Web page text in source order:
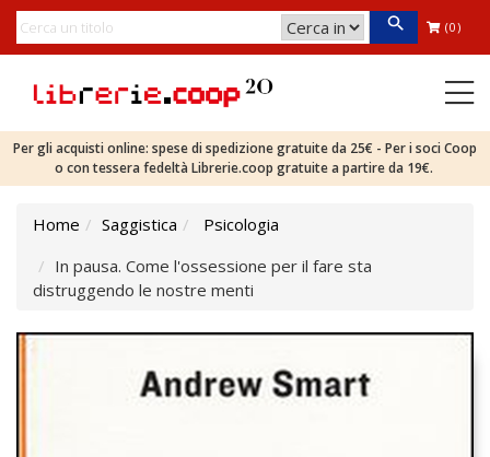
(0)
Per gli acquisti online: spese di spedizione gratuite da 25€ - Per i soci Coop
o con tessera fedeltà Librerie.coop gratuite a partire da 19€.
Home Saggistica
Psicologia
In pausa. Come l'ossessione per il fare sta
distruggendo le nostre menti